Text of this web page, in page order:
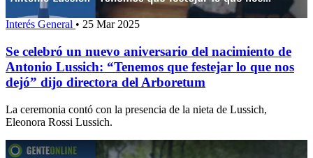
Interés General • 25 Mar 2025
Se celebró un nuevo aniversario del nacimiento de
Antonio Lussich: “Tenemos que festejar lo que nos
dejó” dijo directora del Arboretum
La ceremonia contó con la presencia de la nieta de Lussich,
Eleonora Rossi Lussich.